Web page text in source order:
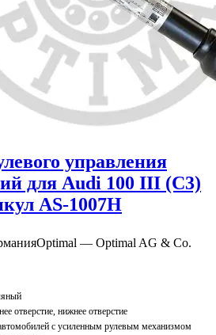
управления
для Audi 100 III (C3)
AS-1007H
Optimal — Optimal AG & Co.
отверстие, нижнее отверстие
с усиленным рулевым механизмом